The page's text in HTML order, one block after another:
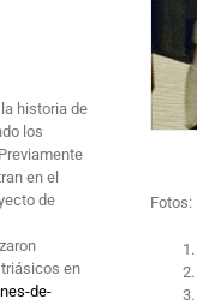
historia de
los
en el
de
en
de-
Fotos: